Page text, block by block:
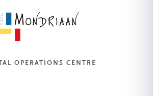
OPERATIONS CENTRE